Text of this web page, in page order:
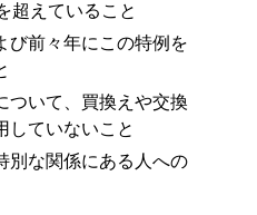
超えていること
び前々年にこの特例を
ついて、買換えや交換
していないこと
別な関係にある人への